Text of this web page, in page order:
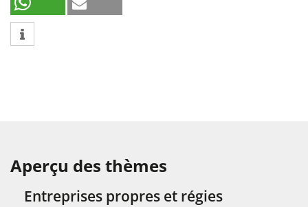
Aperçu des thèmes
Entreprises propres et régies